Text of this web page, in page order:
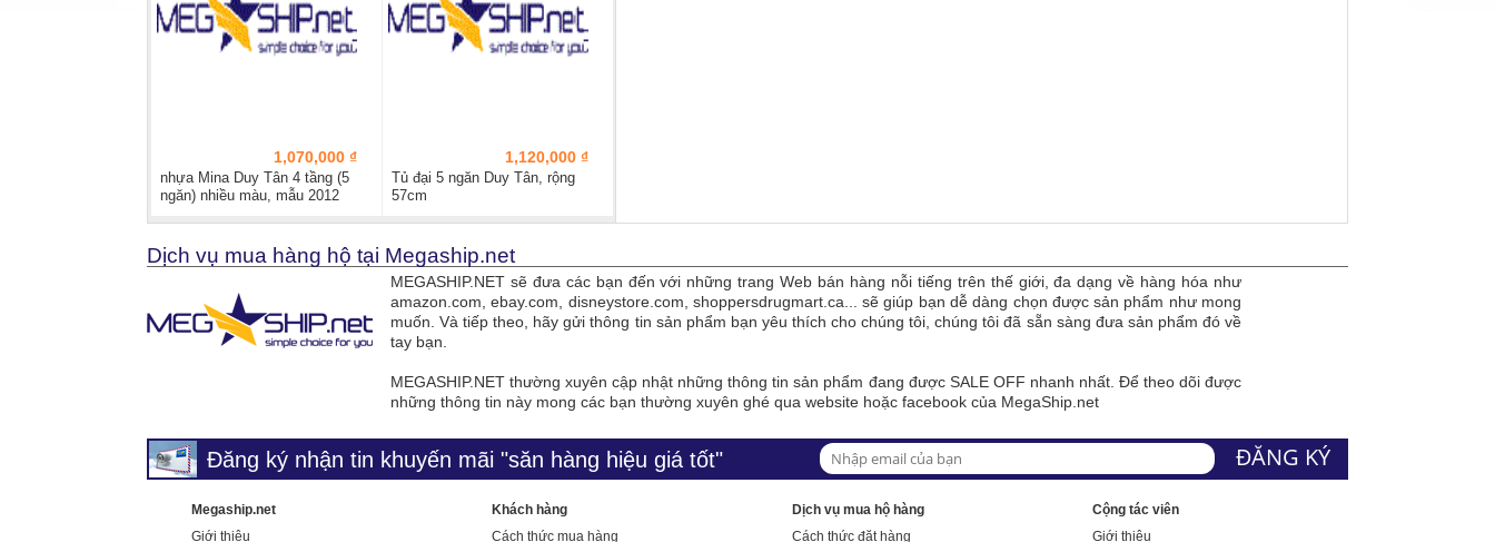
1,070,000 ₫
nhựa Mina Duy Tân 4 tầng (5
ngăn) nhiều màu, mẫu 2012
1,120,000 ₫
Tủ đại 5 ngăn Duy Tân, rộng
57cm
Dịch vụ mua hàng hộ tại Megaship.net
MEGASHIP.NET sẽ đưa các bạn đến với những trang Web bán hàng nỗi tiếng trên thế giới, đa dạng về hàng hóa như
amazon.com, ebay.com, disneystore.com, shoppersdrugmart.ca... sẽ giúp bạn dễ dàng chọn được sản phẩm như mong
muốn. Và tiếp theo, hãy gửi thông tin sản phẩm bạn yêu thích cho chúng tôi, chúng tôi đã sẵn sàng đưa sản phẩm đó về
tay bạn.
MEGASHIP.NET thường xuyên cập nhật những thông tin sản phẩm đang được SALE OFF nhanh nhất. Để theo dõi được
những thông tin này mong các bạn thường xuyên ghé qua website hoặc facebook của MegaShip.net
Đăng ký nhận tin khuyến mãi "săn hàng hiệu giá tốt"
Megaship.net
Giới thiệu
Khách hàng
Cách thức mua hàng
Dịch vụ mua hộ hàng
Cách thức đặt hàng
Cộng tác viên
Giới thiệu